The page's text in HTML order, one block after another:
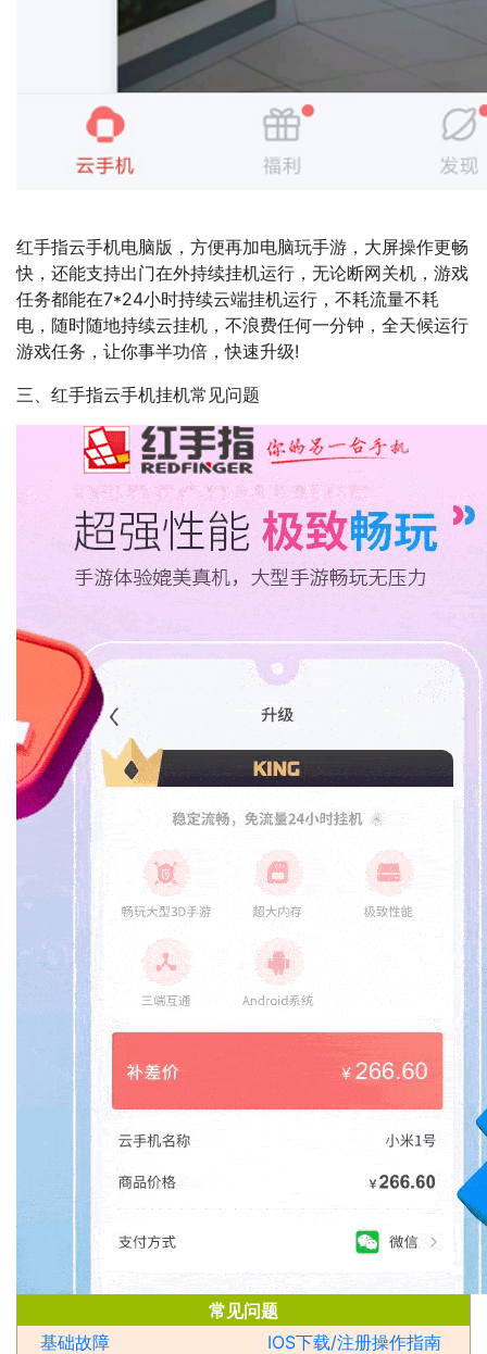
红手指云手机电脑版，方便再加电脑玩手游，大屏操作更畅
快，还能支持出门在外持续挂机运行，无论断网关机，游戏
任务都能在7*24小时持续云端挂机运行，不耗流量不耗
电，随时随地持续云挂机，不浪费任何一分钟，全天候运行
游戏任务，让你事半功倍，快速升级!
三、红手指云手机挂机常见问题
常见问题
基础故障
IOS下载/注册操作指南